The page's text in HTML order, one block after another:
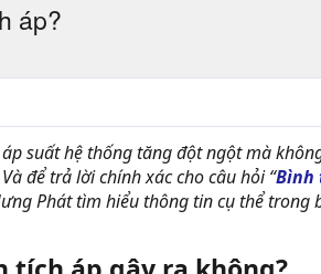
áp?
suất hệ thống tăng đột ngột mà
để trả lời chính xác cho câu hỏi “Bình
Phát tìm hiểu thông tin cụ thể trong